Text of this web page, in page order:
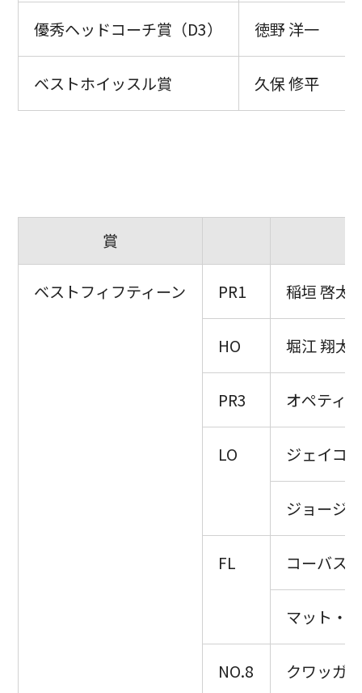
優秀ヘッドコーチ賞（D3） 徳野 洋一
ベストホイッスル賞 久保 修平
賞
ベストフィフティーン PR1 稲垣 啓太
HO 堀江 翔太
PR3 オペティ
LO ジェイコ
ジョージ
FL コーバス
マット・
NO.8 クワッガ